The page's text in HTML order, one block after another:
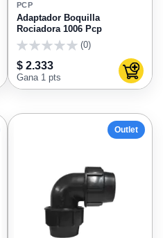
al carrito
PCP
Adaptador Boquilla
Rociadora 1006 Pcp
(0)
$ 2.333
Gana 1 pts
Outlet